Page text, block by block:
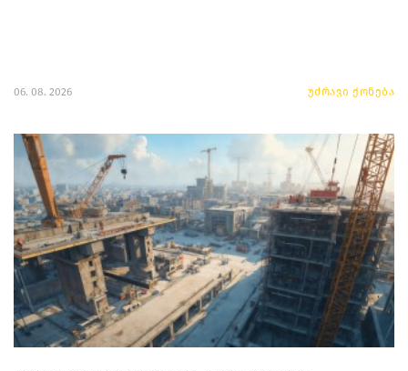
06. 08. 2026 უძრავი ქონება